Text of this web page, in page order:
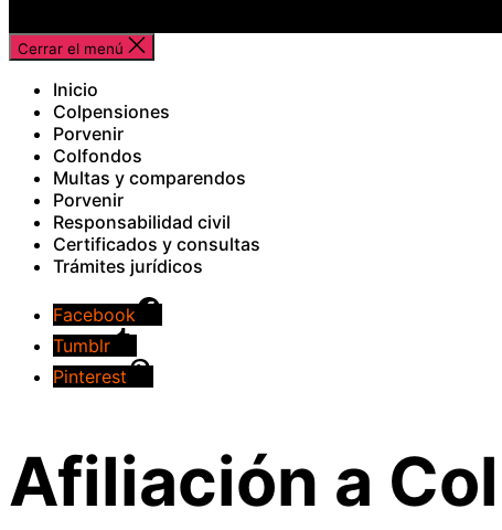
Cerrar el menú
Inicio
Colpensiones
Porvenir
Colfondos
Multas y comparendos
Porvenir
Responsabilidad civil
Certificados y consultas
Trámites jurídicos
Facebook
Tumblr
Pinterest
Afiliación a